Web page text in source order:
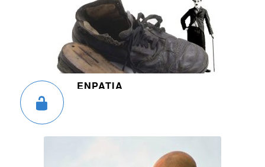
ENPATIA